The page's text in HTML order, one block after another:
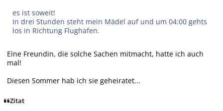
es ist soweit!
In drei Stunden steht mein Mädel auf und um 04:00 gehts
los in Richtung Flughafen.
Eine Freundin, die solche Sachen mitmacht, hatte ich auch
mal!
Diesen Sommer hab ich sie geheiratet...
Zitat